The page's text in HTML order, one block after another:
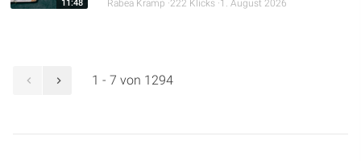
11:48 Rabea Kramp 222 Klicks 1. August 2026
1 - 7 von 1294